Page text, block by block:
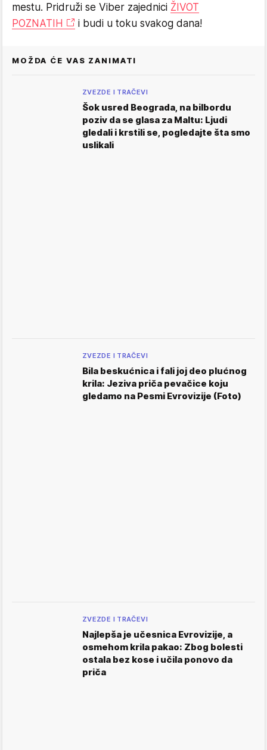
mestu. Pridruži se Viber zajednici ŽIVOT
POZNATIH
i budi u toku svakog dana!
MOŽDA ĆE VAS ZANIMATI
ZVEZDE I TRAČEVI
Šok usred Beograda, na bilbordu
poziv da se glasa za Maltu: Ljudi
gledali i krstili se, pogledajte šta smo
uslikali
ZVEZDE I TRAČEVI
Bila beskućnica i fali joj deo plućnog
krila: Jeziva priča pevačice koju
gledamo na Pesmi Evrovizije (Foto)
ZVEZDE I TRAČEVI
Najlepša je učesnica Evrovizije, a
osmehom krila pakao: Zbog bolesti
ostala bez kose i učila ponovo da
priča